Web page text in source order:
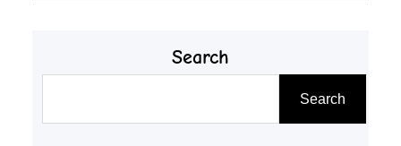
Search
Search